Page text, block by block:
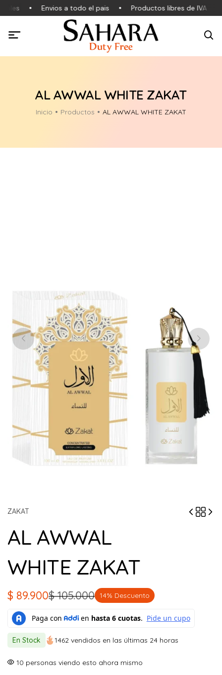
Envios a todo el pais Productos libres de IVA
AL AWWAL WHITE ZAKAT
Inicio Productos AL AWWAL WHITE ZAKAT
ZAKAT
AL AWWAL
WHITE ZAKAT
$105.000
El
precio
original
era:
$ 105.000.
$ 89.900
El
precio
actual
es:
$ 89.900.
14% Descuento
En Stock 1462 vendidos en las últimas 24 horas
10 personas viendo esto ahora mismo